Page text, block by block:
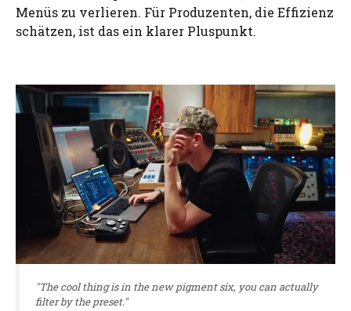
Menüs zu verlieren. Für Produzenten, die Effizienz
schätzen, ist das ein klarer Pluspunkt.
"The cool thing is in the new pigment six, you can actually
filter by the preset."